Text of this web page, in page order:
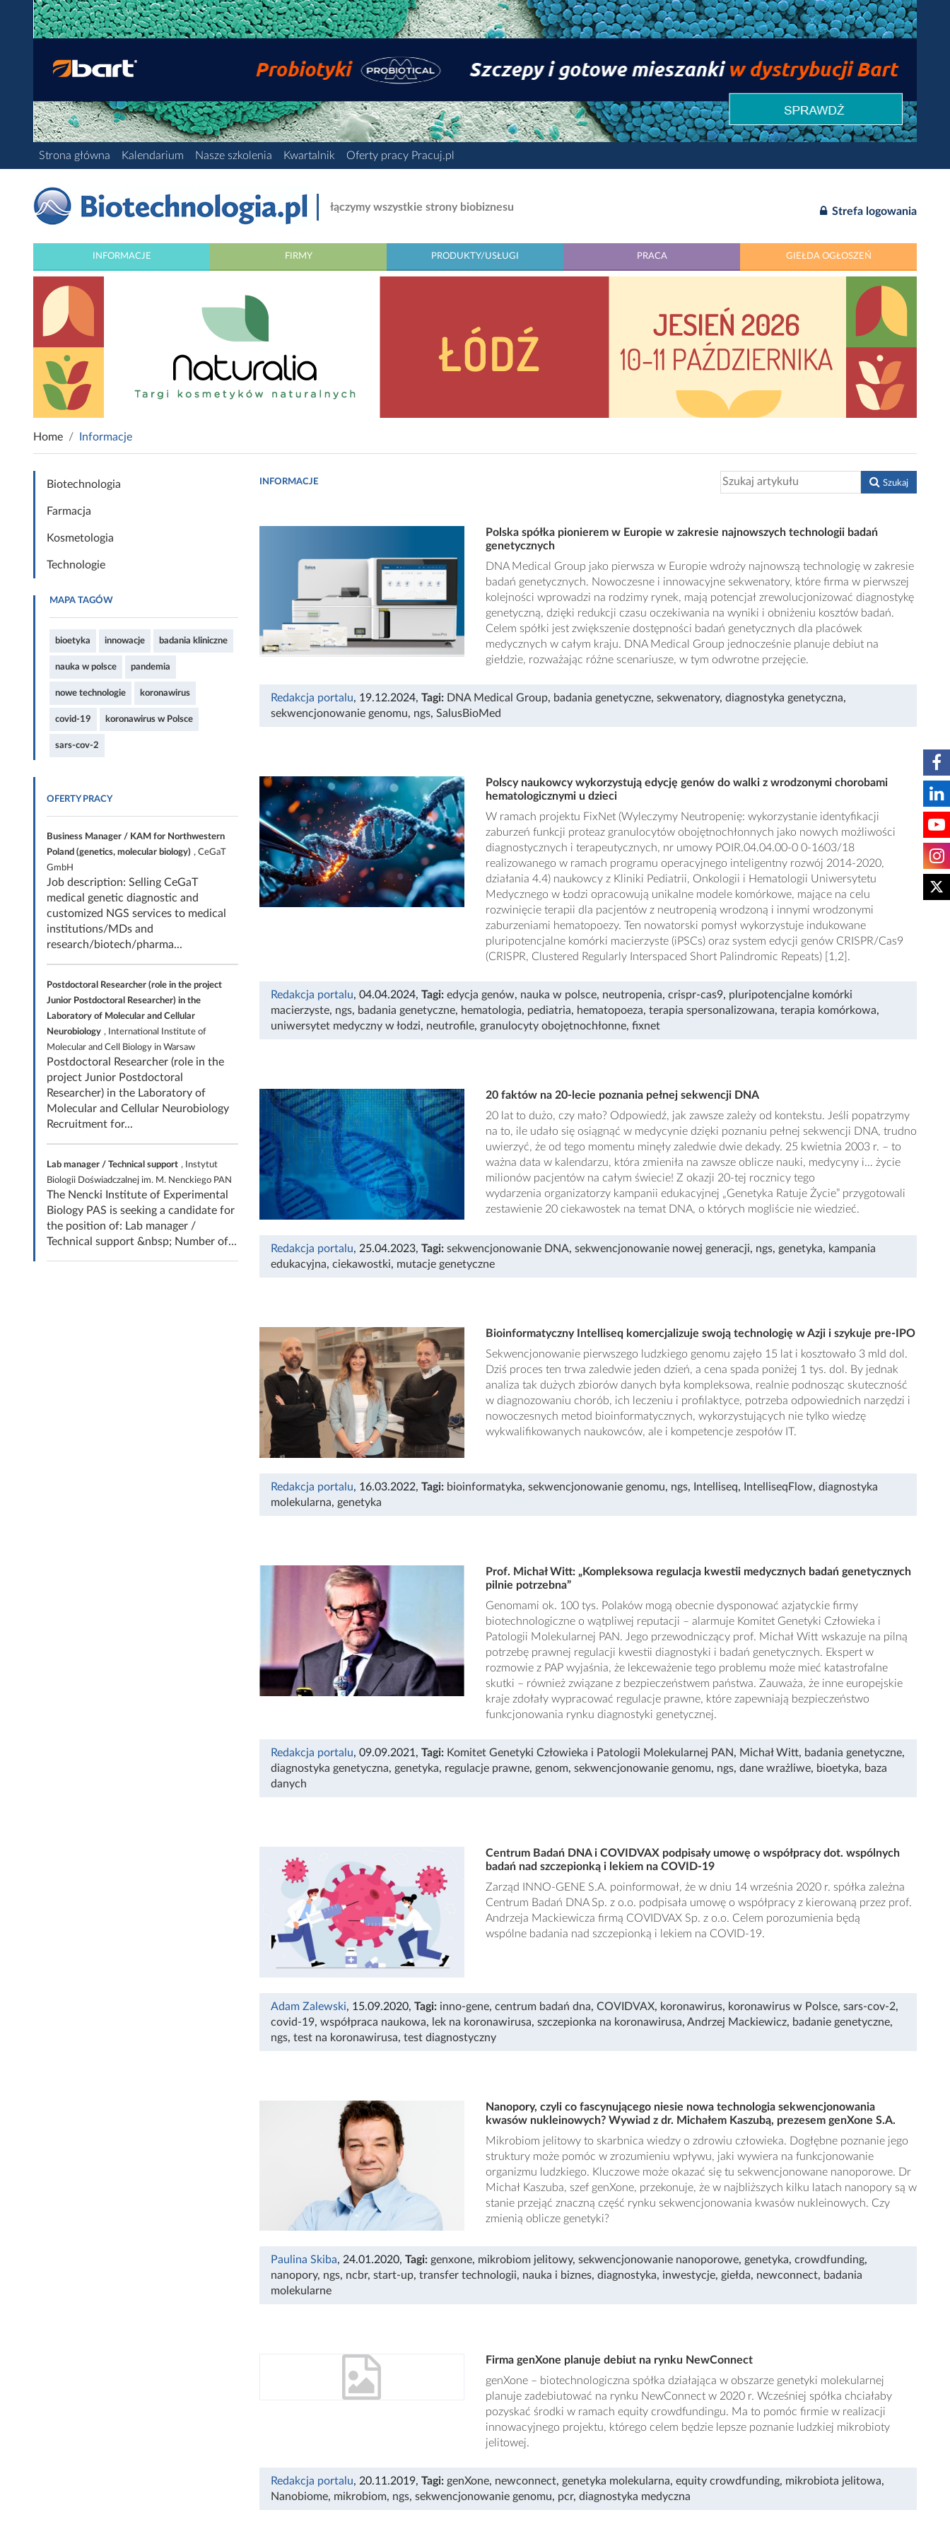
Strona główna Kalendarium Nasze szkolenia Kwartalnik Oferty pracy Pracuj.pl
łączymy wszystkie strony biobiznesu Strefa logowania
INFORMACJE FIRMY PRODUKTY/USŁUGI PRACA GIEŁDA OGŁOSZEŃ
Home Informacje
Biotechnologia
Farmacja
Kosmetologia
Technologie
MAPA TAGÓW
bioetyka innowacje badania kliniczne
nauka w polsce pandemia
nowe technologie koronawirus
covid-19 koronawirus w Polsce
sars-cov-2
OFERTY PRACY
Business Manager / KAM for Northwestern
Poland (genetics, molecular biology) , CeGaT
GmbH
Job description: Selling CeGaT
medical genetic diagnostic and
customized NGS services to medical
institutions/MDs and
research/biotech/pharma...
Postdoctoral Researcher (role in the project
Junior Postdoctoral Researcher) in the
Laboratory of Molecular and Cellular
Neurobiology , International Institute of
Molecular and Cell Biology in Warsaw
Postdoctoral Researcher (role in the
project Junior Postdoctoral
Researcher) in the Laboratory of
Molecular and Cellular Neurobiology
Recruitment for...
Lab manager / Technical support , Instytut
Biologii Doświadczalnej im. M. Nenckiego PAN
The Nencki Institute of Experimental
Biology PAS is seeking a candidate for
the position of: Lab manager /
Technical support &nbsp; Number of...
INFORMACJE Szukaj
Polska spółka pionierem w Europie w zakresie najnowszych technologii badań
genetycznych
DNA Medical Group jako pierwsza w Europie wdroży najnowszą technologię w zakresie
badań genetycznych. Nowoczesne i innowacyjne sekwenatory, które firma w pierwszej
kolejności wprowadzi na rodzimy rynek, mają potencjał zrewolucjonizować diagnostykę
genetyczną, dzięki redukcji czasu oczekiwania na wyniki i obniżeniu kosztów badań.
Celem spółki jest zwiększenie dostępności badań genetycznych dla placówek
medycznych w całym kraju. DNA Medical Group jednocześnie planuje debiut na
giełdzie, rozważając różne scenariusze, w tym odwrotne przejęcie.
Redakcja portalu, 19.12.2024, Tagi: DNA Medical Group, badania genetyczne, sekwenatory, diagnostyka genetyczna,
sekwencjonowanie genomu, ngs, SalusBioMed
Polscy naukowcy wykorzystują edycję genów do walki z wrodzonymi chorobami
hematologicznymi u dzieci
W ramach projektu FixNet (Wyleczymy Neutropenię: wykorzystanie identyfikacji
zaburzeń funkcji proteaz granulocytów obojętnochłonnych jako nowych możliwości
diagnostycznych i terapeutycznych, nr umowy POIR.04.04.00-0 0-1603/18
realizowanego w ramach programu operacyjnego inteligentny rozwój 2014-2020,
działania 4.4) naukowcy z Kliniki Pediatrii, Onkologii i Hematologii Uniwersytetu
Medycznego w Łodzi opracowują unikalne modele komórkowe, mające na celu
rozwinięcie terapii dla pacjentów z neutropenią wrodzoną i innymi wrodzonymi
zaburzeniami hematopoezy. Ten nowatorski pomysł wykorzystuje indukowane
pluripotencjalne komórki macierzyste (iPSCs) oraz system edycji genów CRISPR/Cas9
(CRISPR, Clustered Regularly Interspaced Short Palindromic Repeats) [1,2].
Redakcja portalu, 04.04.2024, Tagi: edycja genów, nauka w polsce, neutropenia, crispr-cas9, pluripotencjalne komórki
macierzyste, ngs, badania genetyczne, hematologia, pediatria, hematopoeza, terapia spersonalizowana, terapia komórkowa,
uniwersytet medyczny w łodzi, neutrofile, granulocyty obojętnochłonne, fixnet
20 faktów na 20-lecie poznania pełnej sekwencji DNA
20 lat to dużo, czy mało? Odpowiedź, jak zawsze zależy od kontekstu. Jeśli popatrzymy
na to, ile udało się osiągnąć w medycynie dzięki poznaniu pełnej sekwencji DNA, trudno
uwierzyć, że od tego momentu minęły zaledwie dwie dekady. 25 kwietnia 2003 r. – to
ważna data w kalendarzu, która zmieniła na zawsze oblicze nauki, medycyny i… życie
milionów pacjentów na całym świecie! Z okazji 20-tej rocznicy tego
wydarzenia organizatorzy kampanii edukacyjnej „Genetyka Ratuje Życie” przygotowali
zestawienie 20 ciekawostek na temat DNA, o których mogliście nie wiedzieć.
Redakcja portalu, 25.04.2023, Tagi: sekwencjonowanie DNA, sekwencjonowanie nowej generacji, ngs, genetyka, kampania
edukacyjna, ciekawostki, mutacje genetyczne
Bioinformatyczny Intelliseq komercjalizuje swoją technologię w Azji i szykuje pre-IPO
Sekwencjonowanie pierwszego ludzkiego genomu zajęło 15 lat i kosztowało 3 mld dol.
Dziś proces ten trwa zaledwie jeden dzień, a cena spada poniżej 1 tys. dol. By jednak
analiza tak dużych zbiorów danych była kompleksowa, realnie podnosząc skuteczność
w diagnozowaniu chorób, ich leczeniu i profilaktyce, potrzeba odpowiednich narzędzi i
nowoczesnych metod bioinformatycznych, wykorzystujących nie tylko wiedzę
wykwalifikowanych naukowców, ale i kompetencje zespołów IT.
Redakcja portalu, 16.03.2022, Tagi: bioinformatyka, sekwencjonowanie genomu, ngs, Intelliseq, IntelliseqFlow, diagnostyka
molekularna, genetyka
Prof. Michał Witt: „Kompleksowa regulacja kwestii medycznych badań genetycznych
pilnie potrzebna”
Genomami ok. 100 tys. Polaków mogą obecnie dysponować azjatyckie firmy
biotechnologiczne o wątpliwej reputacji – alarmuje Komitet Genetyki Człowieka i
Patologii Molekularnej PAN. Jego przewodniczący prof. Michał Witt wskazuje na pilną
potrzebę prawnej regulacji kwestii diagnostyki i badań genetycznych. Ekspert w
rozmowie z PAP wyjaśnia, że lekceważenie tego problemu może mieć katastrofalne
skutki – również związane z bezpieczeństwem państwa. Zauważa, że inne europejskie
kraje zdołały wypracować regulacje prawne, które zapewniają bezpieczeństwo
funkcjonowania rynku diagnostyki genetycznej.
Redakcja portalu, 09.09.2021 , Tagi: Komitet Genetyki Człowieka i Patologii Molekularnej PAN, Michał Witt, badania genetyczne,
diagnostyka genetyczna, genetyka, regulacje prawne, genom, sekwencjonowanie genomu, ngs, dane wrażliwe, bioetyka, baza
danych
Centrum Badań DNA i COVIDVAX podpisały umowę o współpracy dot. wspólnych
badań nad szczepionką i lekiem na COVID-19
Zarząd INNO-GENE S.A. poinformował, że w dniu 14 września 2020 r. spółka zależna
Centrum Badań DNA Sp. z o.o. podpisała umowę o współpracy z kierowaną przez prof.
Andrzeja Mackiewicza firmą COVIDVAX Sp. z o.o. Celem porozumienia będą
wspólne badania nad szczepionką i lekiem na COVID-19.
Adam Zalewski, 15.09.2020, Tagi: inno-gene, centrum badań dna, COVIDVAX, koronawirus, koronawirus w Polsce, sars-cov-2,
covid-19, współpraca naukowa, lek na koronawirusa, szczepionka na koronawirusa, Andrzej Mackiewicz, badanie genetyczne,
ngs, test na koronawirusa, test diagnostyczny
Nanopory, czyli co fascynującego niesie nowa technologia sekwencjonowania
kwasów nukleinowych? Wywiad z dr. Michałem Kaszubą, prezesem genXone S.A.
Mikrobiom jelitowy to skarbnica wiedzy o zdrowiu człowieka. Dogłębne poznanie jego
struktury może pomóc w zrozumieniu wpływu, jaki wywiera na funkcjonowanie
organizmu ludzkiego. Kluczowe może okazać się tu sekwencjonowane nanoporowe. Dr
Michał Kaszuba, szef genXone, przekonuje, że w najbliższych kilku latach nanopory są w
stanie przejąć znaczną część rynku sekwencjonowania kwasów nukleinowych. Czy
zmienią oblicze genetyki?
Paulina Skiba, 24.01.2020, Tagi: genxone, mikrobiom jelitowy, sekwencjonowanie nanoporowe, genetyka, crowdfunding,
nanopory, ngs, ncbr, start-up, transfer technologii, nauka i biznes, diagnostyka, inwestycje, giełda, newconnect, badania
molekularne
Firma genXone planuje debiut na rynku NewConnect
genXone – biotechnologiczna spółka działająca w obszarze genetyki molekularnej
planuje zadebiutować na rynku NewConnect w 2020 r. Wcześniej spółka chciałaby
pozyskać środki w ramach equity crowdfundingu. Ma to pomóc firmie w realizacji
innowacyjnego projektu, którego celem będzie lepsze poznanie ludzkiej mikrobioty
jelitowej.
Redakcja portalu, 20.11.2019, Tagi: genXone, newconnect, genetyka molekularna, equity crowdfunding, mikrobiota jelitowa,
Nanobiome, mikrobiom, ngs, sekwencjonowanie genomu, pcr, diagnostyka medyczna